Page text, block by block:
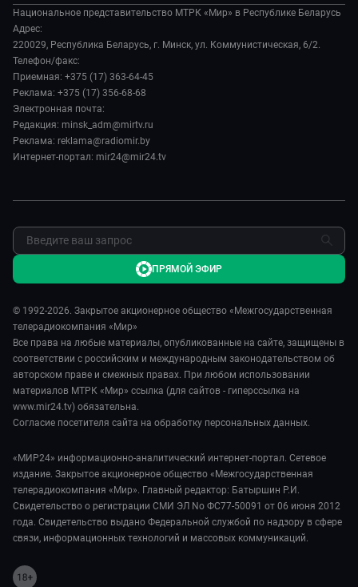
Происшествия
Наука и технологии
Здоровье и медицина
Авто
Культура
Спорт
Все как у людей
Вместе выгодно
Евразия. Культурно
Евразия. Регионы
Наши иностранцы
Пять причин поехать в...
Сделано в Содружестве
История
Руководство
Лица мира
Новости
Пресса о нас
Карьера
Реклама
Национальное представительство МТРК «Мир» в Республике Беларусь
Адрес:
220029, Республика Беларусь, г. Минск, ул. Коммунистическая, 6/2.
Телефон/факс:
Приемная: +375 (17) 363-64-45
Реклама: +375 (17) 356-68-68
Электронная почта:
Редакция: minsk_adm@mirtv.ru
Реклама: reklama@radiomir.by
Интернет-портал: mir24@mir24.tv
© 1992-2026. Закрытое акционерное общество «Межгосударственная
телерадиокомпания «Мир»
Все права на любые материалы, опубликованные на сайте, защищены в
соответствии с российским и международным законодательством об
авторском праве и смежных правах. При любом использовании
материалов МТРК «Мир» ссылка (для сайтов - гиперссылка на
www.mir24.tv) обязательна.
Согласие посетителя сайта на обработку персональных данных.
«МИР24» информационно-аналитический интернет-портал. Сетевое
издание. Закрытое акционерное общество «Межгосударственная
телерадиокомпания «Мир». Главный редактор: Батыршин Р.И.
Свидетельство о регистрации СМИ ЭЛ No ФС77-50091 от 06 июня 2012
года. Свидетельство выдано Федеральной службой по надзору в сфере
связи, информационных технологий и массовых коммуникаций.
ПРЯМОЙ ЭФИР